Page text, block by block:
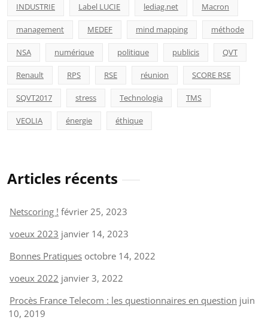
INDUSTRIE Label LUCIE lediag.net Macron
management MEDEF mind mapping méthode
NSA numérique politique publicis QVT
Renault RPS RSE réunion SCORE RSE
SQVT2017 stress Technologia TMS
VEOLIA énergie éthique
Articles récents
Netscoring ! février 25, 2023
voeux 2023 janvier 14, 2023
Bonnes Pratiques octobre 14, 2022
voeux 2022 janvier 3, 2022
Procès France Telecom : les questionnaires en question juin
10, 2019